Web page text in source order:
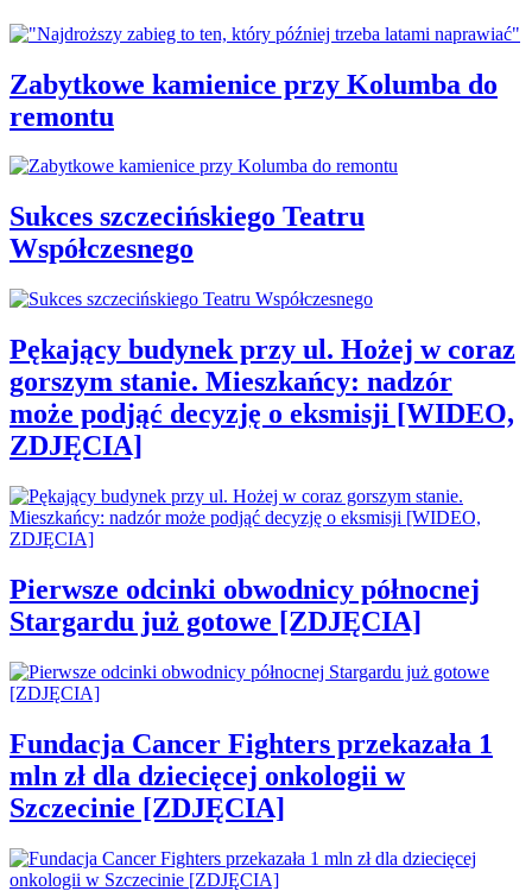
Zabytkowe kamienice przy Kolumba do
remontu
Sukces szczecińskiego Teatru
Współczesnego
Pękający budynek przy ul. Hożej w coraz
gorszym stanie. Mieszkańcy: nadzór
może podjąć decyzję o eksmisji [WIDEO,
ZDJĘCIA]
Pierwsze odcinki obwodnicy północnej
Stargardu już gotowe [ZDJĘCIA]
Fundacja Cancer Fighters przekazała 1
mln zł dla dziecięcej onkologii w
Szczecinie [ZDJĘCIA]